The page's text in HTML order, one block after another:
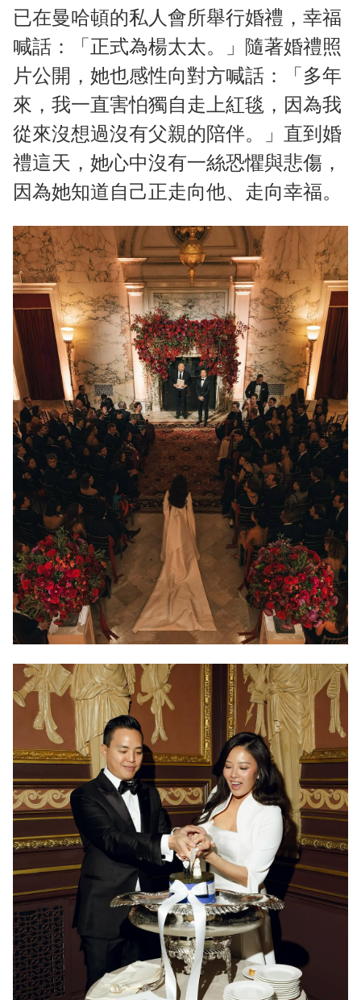
u
t
e
已在曼哈頓的私人會所舉行婚禮，幸福
喊話：「正式為楊太太。」隨著婚禮照
片公開，她也感性向對方喊話：「多年
來，我一直害怕獨自走上紅毯，因為我
從來沒想過沒有父親的陪伴。」直到婚
禮這天，她心中沒有一絲恐懼與悲傷，
因為她知道自己正走向他、走向幸福。